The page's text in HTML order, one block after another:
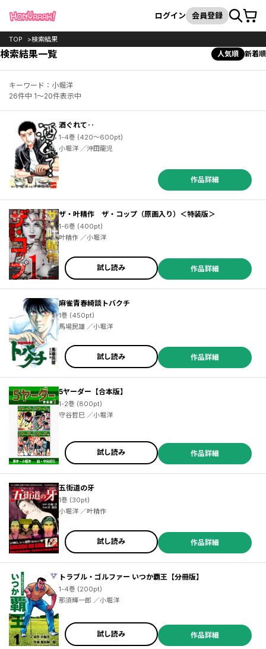
検索
ログイン 会員登録カート
TOP 検索結果
検索結果一覧 人気順 新着順
キーワード：小堀洋
26件中 1～20件表示中
酒ぐれて‥
1-4巻 (420～600pt)
小堀洋 ／沖田龍児
作品詳細
ザ・叶精作 ザ・コップ（原画入り）＜特装版＞
1-6巻 (400pt)
叶精作 ／小堀洋
試し読み 作品詳細
麻雀青春綺談トバクチ
1巻 (450pt)
馬場民雄 ／小堀洋
試し読み 作品詳細
5ヤーダー【合本版】
1-2巻 (800pt)
守谷哲巳 ／小堀洋
試し読み 作品詳細
五街道の牙
1巻 (30pt)
小堀洋 ／叶精作
試し読み 作品詳細
トラブル・ゴルファー いつか覇王【分冊版】
1-4巻 (200pt)
那須輝一郎 ／小堀洋
試し読み 作品詳細